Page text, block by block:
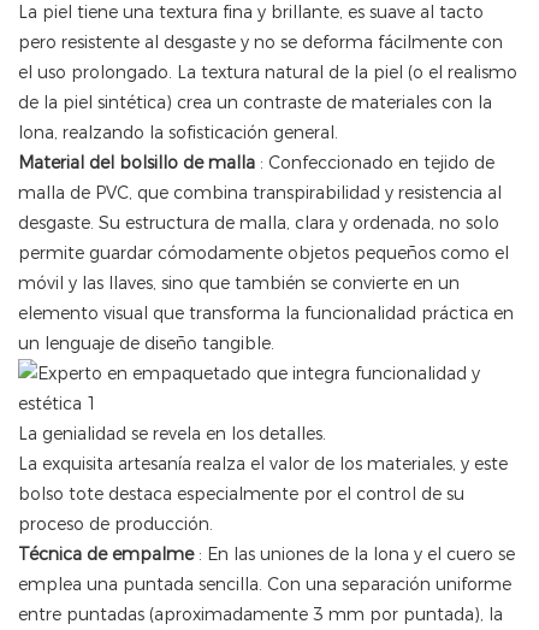
La piel tiene una textura fina y brillante, es suave al tacto
pero resistente al desgaste y no se deforma fácilmente con
el uso prolongado. La textura natural de la piel (o el realismo
de la piel sintética) crea un contraste de materiales con la
lona, ​​realzando la sofisticación general.
Material del bolsillo de malla : Confeccionado en tejido de
malla de PVC, que combina transpirabilidad y resistencia al
desgaste. Su estructura de malla, clara y ordenada, no solo
permite guardar cómodamente objetos pequeños como el
móvil y las llaves, sino que también se convierte en un
elemento visual que transforma la funcionalidad práctica en
un lenguaje de diseño tangible.
La genialidad se revela en los detalles.
La exquisita artesanía realza el valor de los materiales, y este
bolso tote destaca especialmente por el control de su
proceso de producción.
Técnica de empalme: En las uniones de la lona y el cuero se
emplea una puntada sencilla. Con una separación uniforme
entre puntadas (aproximadamente 3 mm por puntada), la